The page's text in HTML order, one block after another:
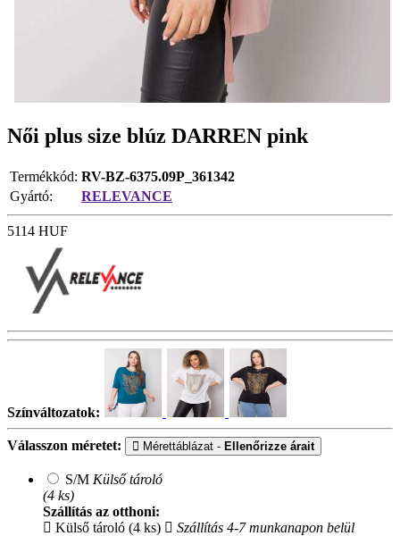
Női plus size blúz DARREN pink
Termékkód: RV-BZ-6375.09P_361342
Gyártó:
RELEVANCE
5114 HUF
Színváltozatok:
Válasszon méretet: Mérettáblázat - Ellenőrizze árait
S/M Külső tároló
(4 ks)
Szállítás az otthoni:
Külső tároló (4 ks)
Szállítás 4-7 munkanapon belül